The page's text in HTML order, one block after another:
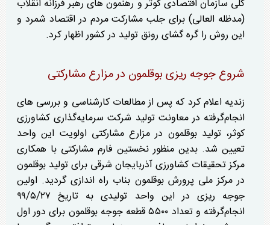
کلی سازمان اقتصادی کوثر و رهنمون های رهبر فرزانه انقلاب
(مدظله العالی) برای جلب مشارکت مردم در اقتصاد شمرد و
این روش را گره گشای رونق تولید در کشور اظهار کرد.
شروع جوجه ریزی بوقلمون در مزارع مشارکتی
زندیه اعلام کرد که پس از مطالعات کارشناسی و بررسی های
انجام‌گرفته در معاونت تولید شرکت سرمایه‌گذاری کشاورزی
کوثر، تولید بوقلمون در مزارع مشارکتی اولویت این واحد
تعیین شد. بدین منظور نخستین فارم مشارکتی با همکاری
مرکز تحقیقات کشاورزی آذربایجان شرقی برای تولید بوقلمون
در مرکز ملی پرورش بوقلمون بناب راه اندازی گردید. اولین
جوجه ریزی در این واحد تولیدی به تاریخ ۹۹/۵/۲۷
انجام‌گرفته و تعداد ۵۵۰۰ قطعه جوجه بوقلمون برای دور اول